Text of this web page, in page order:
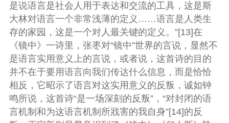
是说语言是社会人用于表达和交流的工具，这是斯
大林对语言一个非常浅薄的定义……语言是人类生
存的家园，这是一个对人最关键的定义。”[13]在
《镜中》一诗里，张枣对“镜中”世界的言说，显然不
是语言实用意义上的言说，或者说，这首诗的目的
并不在于要用语言向我们传达什么信息，而是恰恰
相反，它昭示了语言对这实用意义的反叛，诚如钟
鸣所说，这首诗“是一场深刻的反叛”，“对封闭的语
言机制和为这语言机制所戕害的我自身”[14]的反